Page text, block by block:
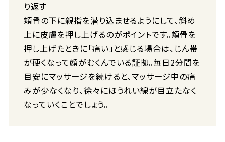
り返す
頬骨の下に親指を潜り込ませるようにして、斜め
上に皮膚を押し上げるのがポイントです。頬骨を
押し上げたときに「痛い」と感じる場合は、じん帯
が硬くなって顔がむくんでいる証拠。毎日2分間を
目安にマッサージを続けると、マッサージ中の痛
みが少なくなり、徐々にほうれい線が目立たなく
なっていくことでしょう。